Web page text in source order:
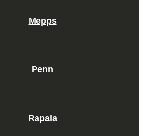
Mepps
Penn
Rapala